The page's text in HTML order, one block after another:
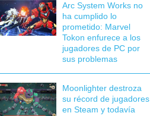
Arc System Works no
ha cumplido lo
prometido: Marvel
Tokon enfurece a los
jugadores de PC por
sus problemas
Moonlighter destroza
su récord de jugadores
en Steam y todavía